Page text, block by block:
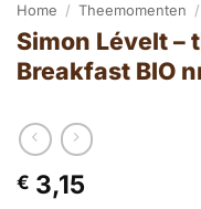
Home / Theemomenten /
Simon Lévelt –
Breakfast BIO
€ 3,15